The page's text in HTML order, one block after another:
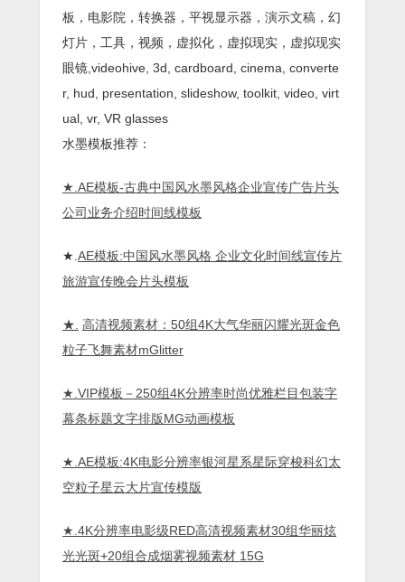
板，电影院，转换器，平视显示器，演示文稿，幻
灯片，工具，视频，虚拟化，虚拟现实，虚拟现实
眼镜,videohive, 3d, cardboard, cinema, converte
r, hud, presentation, slideshow, toolkit, video, virt
ual, vr, VR glasses
水墨模板推荐：
★. AE模板-古典中国风水墨风格企业宣传广告片头
公司业务介绍时间线模板
★. AE模板:中国风水墨风格 企业文化时间线宣传片
旅游宣传晚会片头模板
★. 高清视频素材：50组4K大气华丽闪耀光斑金色
粒子飞舞素材mGlitter
★. VIP模板－250组4K分辨率时尚优雅栏目包装字
幕条标题文字排版MG动画模板
★. AE模板:4K电影分辨率银河星系星际穿梭科幻太
空粒子星云大片宣传模版
★. 4K分辨率电影级RED高清视频素材30组华丽炫
光光斑+20组合成烟雾视频素材 15G